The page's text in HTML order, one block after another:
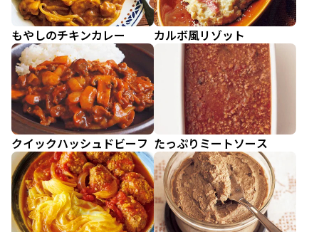
もやしのチキンカレー カルボ風リゾット
クイックハッシュドビーフ たっぷりミートソース